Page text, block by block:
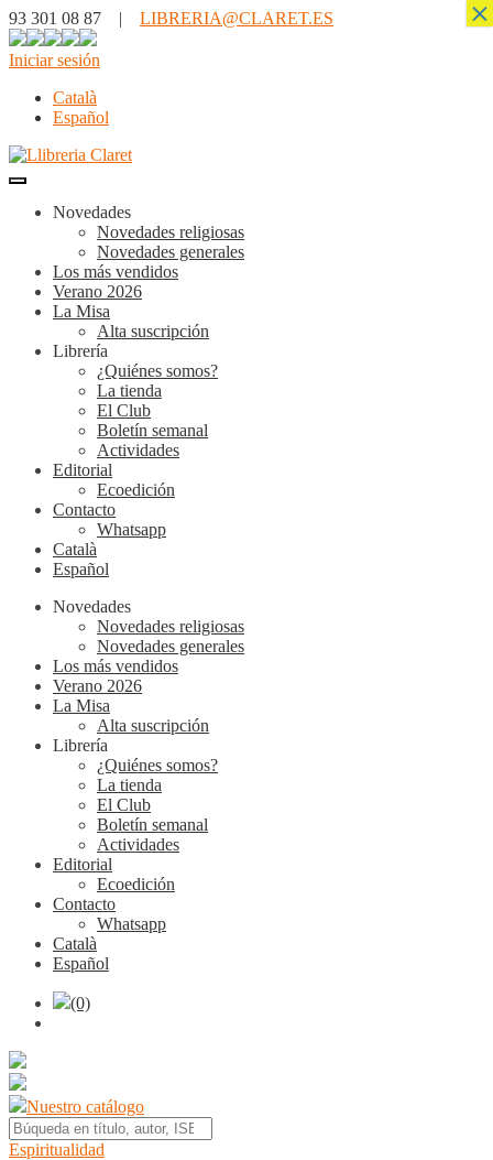
93 301 08 87 | LIBRERIA@CLARET.ES
Iniciar sesión
Català
Español
Novedades
Novedades religiosas
Novedades generales
Los más vendidos
Verano 2026
La Misa
Alta suscripción
Librería
¿Quiénes somos?
La tienda
El Club
Boletín semanal
Actividades
Editorial
Ecoedición
Contacto
Whatsapp
Català
Español
Novedades
Novedades religiosas
Novedades generales
Los más vendidos
Verano 2026
La Misa
Alta suscripción
Librería
¿Quiénes somos?
La tienda
El Club
Boletín semanal
Actividades
Editorial
Ecoedición
Contacto
Whatsapp
Català
Español
(0)
Nuestro catálogo
Espiritualidad
×